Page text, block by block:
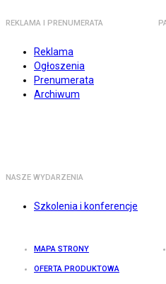
REKLAMA I PRENUMERATA
Reklama
Ogłoszenia
Prenumerata
Archiwum
NASZE WYDARZENIA
Szkolenia i konferencje
MAPA STRONY
OFERTA PRODUKTOWA